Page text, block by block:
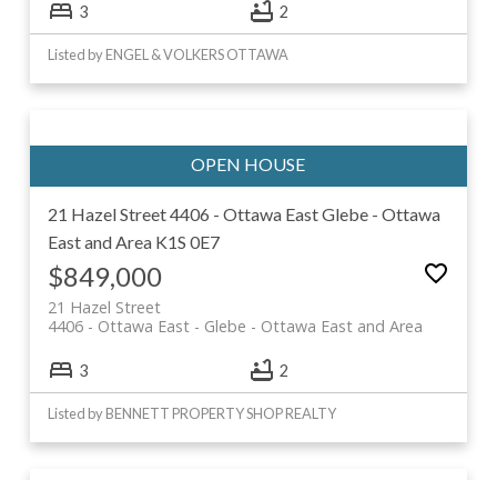
3 2
Listed by ENGEL & VOLKERS OTTAWA
21 Hazel Street4406 - Ottawa EastGlebe - Ottawa
East and Area K1S 0E7
$849,000
21 Hazel Street
Glebe - Ottawa East and Area
4406 - Ottawa East
3 2
Listed by BENNETT PROPERTY SHOP REALTY